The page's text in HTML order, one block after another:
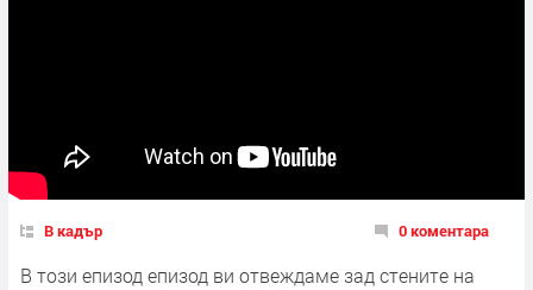
В кадър 0 коментара
В този епизод епизод ви отвеждаме зад стените на